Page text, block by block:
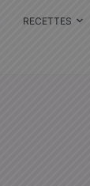
RECETTES